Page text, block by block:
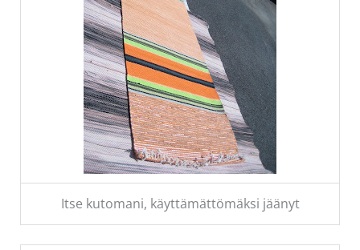
Itse kutomani, käyttämättömäksi jäänyt